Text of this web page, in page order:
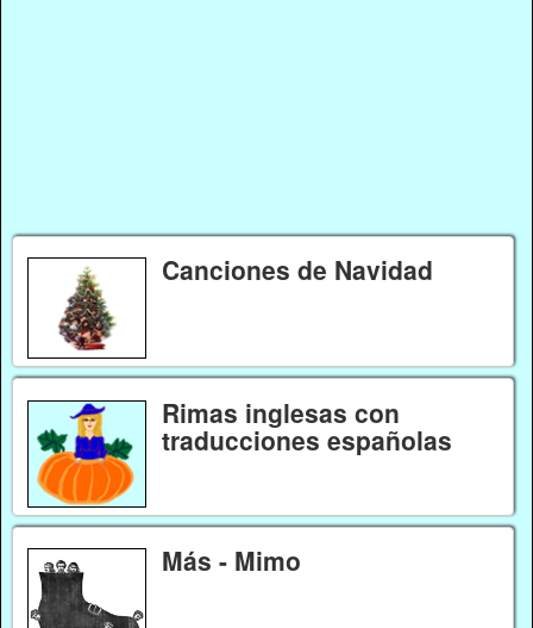
Canciones de Navidad
Rimas inglesas con
traducciones españolas
Más - Mimo